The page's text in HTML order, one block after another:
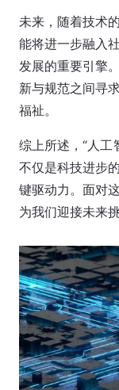
未来，随着技术
能将进一步融入
发展的重要引擎
新与规范之间寻
福祉。
综上所述，“人工
不仅是科技进步
键驱动力。面对
为我们迎接未来